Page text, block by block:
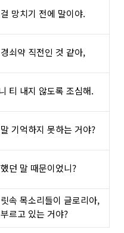
망치기 전에 말이야.
쇠약 직전인 것 같아,
티 내지 않도록 조심해.
기억하지 못하는 거야?
던 말 때문이었니?
속 목소리들이 글로리아,
르고 있는 거야?